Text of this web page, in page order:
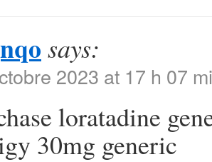
says:
2023 at 17 h 07
loratadine
30mg generic